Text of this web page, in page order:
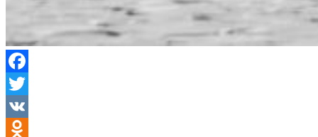
Facebook
Twitter
VK